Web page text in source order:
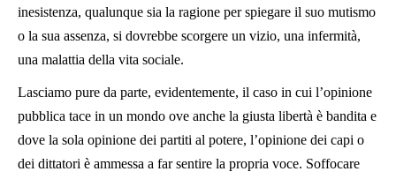
inesistenza, qualunque sia la ragione per spiegare il suo mutismo
o la sua assenza, si dovrebbe scorgere un vizio, una infermità,
una malattia della vita sociale.
Lasciamo pure da parte, evidentemente, il caso in cui l’opinione
pubblica tace in un mondo ove anche la giusta libertà è bandita e
dove la sola opinione dei partiti al potere, l’opinione dei capi o
dei dittatori è ammessa a far sentire la propria voce. Soffocare